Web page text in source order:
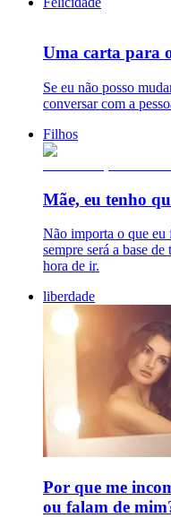
Uma carta para
Se eu não posso
conversar com a
Filhos
Mãe, eu tenho
Não importa o que eu
sempre será a base
hora de ir.
liberdade
Por que me
ou falam de